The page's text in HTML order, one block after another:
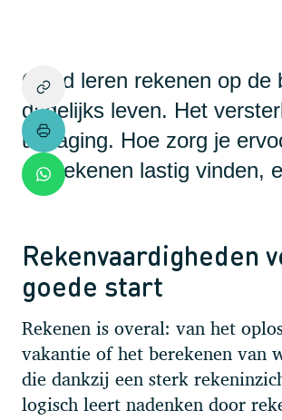
Goed leren rekenen op
dagelijks leven. Het
uitdaging. Hoe zorg je
die rekenen lastig vinden,
Rekenvaardigheden
goede start
Rekenen is overal: van het
vakantie of het berekenen van
die dankzij een sterk
logisch leert nadenken door